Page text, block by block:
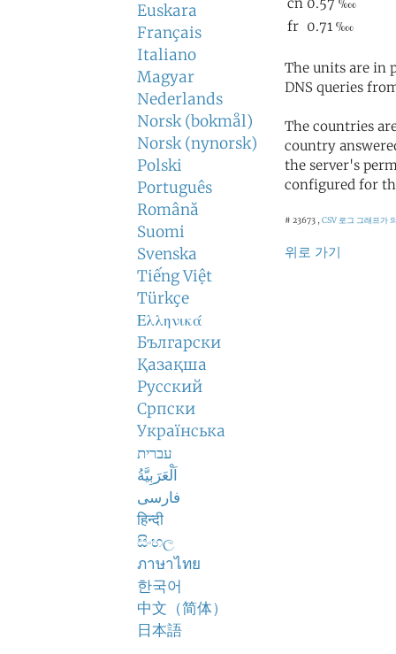
Euskara
Français
Italiano
Magyar
Nederlands
Norsk (bokmål)
Norsk (nynorsk)
Polski
Português
Română
Suomi
Svenska
Tiếng Việt
Türkçe
Ελληνικά
Български
Қазақша
Русский
Српски
Українська
עברית
اَلْعَرَبِيَّةُ
فارسی
हिन्दी
සිංහල
ภาษาไทย
한국어
中文（简体）
日本語
The units are in
DNS queries
The countries
country
the server's
configured for
# 23673 , CSV 로그 그래프가
위로 가기